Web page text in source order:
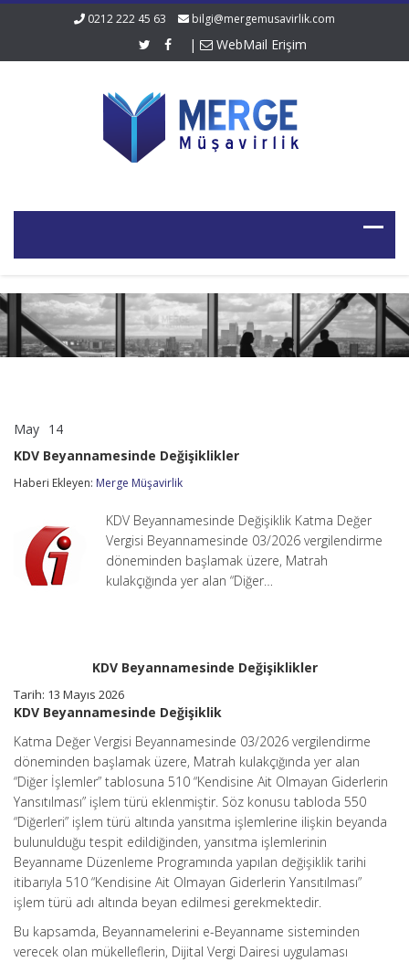
0212 222 45 63 bilgi@mergemusavirlik.com
| WebMail Erişim
May 14
Değişiklikler
için
KDV Beyannamesinde Değişiklikler
Haberi Ekleyen: Merge Müşavirlik
KDV Beyannamesinde Değişiklik Katma Değer
Vergisi Beyannamesinde 03/2026 vergilendirme
döneminden başlamak üzere, Matrah
kulakçığında yer alan “Diğer…
KDV Beyannamesinde Değişiklikler
Tarih: 13 Mayıs 2026
KDV Beyannamesinde Değişiklik
Katma Değer Vergisi Beyannamesinde 03/2026 vergilendirme
döneminden başlamak üzere, Matrah kulakçığında yer alan
“Diğer İşlemler” tablosuna 510 “Kendisine Ait Olmayan Giderlerin
Yansıtılması” işlem türü eklenmiştir. Söz konusu tabloda 550
“Diğerleri” işlem türü altında yansıtma işlemlerine ilişkin beyanda
bulunulduğu tespit edildiğinden, yansıtma işlemlerinin
Beyanname Düzenleme Programında yapılan değişiklik tarihi
itibarıyla 510 “Kendisine Ait Olmayan Giderlerin Yansıtılması”
işlem türü adı altında beyan edilmesi gerekmektedir.
Bu kapsamda, Beyannamelerini e-Beyanname sisteminden
verecek olan mükelleflerin, Dijital Vergi Dairesi uygulaması